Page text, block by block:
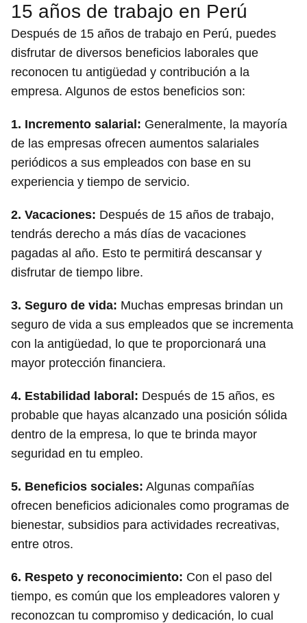
15 años de trabajo en Perú
Después de 15 años de trabajo en Perú, puedes
disfrutar de diversos beneficios laborales que
reconocen tu antigüedad y contribución a la
empresa. Algunos de estos beneficios son:
1. Incremento salarial: Generalmente, la mayoría
de las empresas ofrecen aumentos salariales
periódicos a sus empleados con base en su
experiencia y tiempo de servicio.
2. Vacaciones: Después de 15 años de trabajo,
tendrás derecho a más días de vacaciones
pagadas al año. Esto te permitirá descansar y
disfrutar de tiempo libre.
3. Seguro de vida: Muchas empresas brindan un
seguro de vida a sus empleados que se incrementa
con la antigüedad, lo que te proporcionará una
mayor protección financiera.
4. Estabilidad laboral: Después de 15 años, es
probable que hayas alcanzado una posición sólida
dentro de la empresa, lo que te brinda mayor
seguridad en tu empleo.
5. Beneficios sociales: Algunas compañías
ofrecen beneficios adicionales como programas de
bienestar, subsidios para actividades recreativas,
entre otros.
6. Respeto y reconocimiento: Con el paso del
tiempo, es común que los empleadores valoren y
reconozcan tu compromiso y dedicación, lo cual